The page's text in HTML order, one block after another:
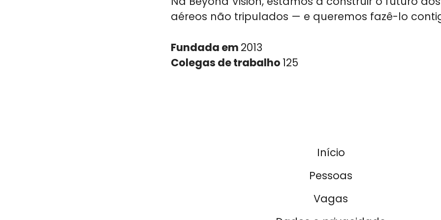
aéreos não tripulados — e queremos fazê-lo
Fundada em 2013
Colegas de trabalho 125
Início
Pessoas
Vagas